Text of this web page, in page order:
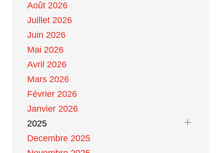
Août 2026
Juillet 2026
Juin 2026
Mai 2026
Avril 2026
Mars 2026
Février 2026
Janvier 2026
2025
Decembre 2025